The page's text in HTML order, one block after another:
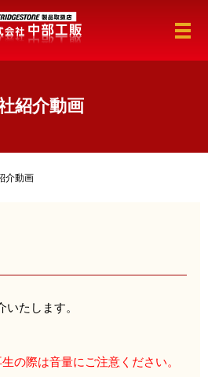
メ
紹介動画
介動画
たします。
の際は音量にご注意ください。